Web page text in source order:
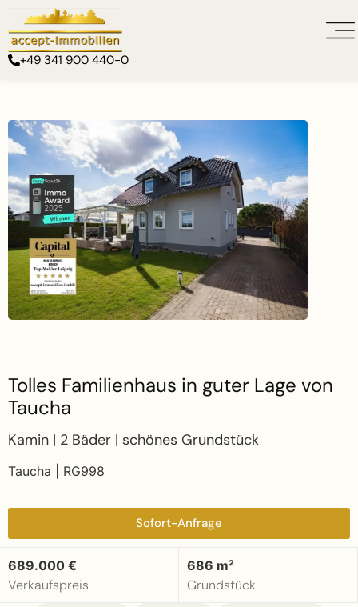
+49 341 900 440-0
Tolles Familienhaus in guter Lage von
Taucha
Kamin | 2 Bäder | schönes Grundstück
Taucha | RG998
Sofort-Anfrage
689.000 €
Verkaufspreis
686 m²
Grundstück